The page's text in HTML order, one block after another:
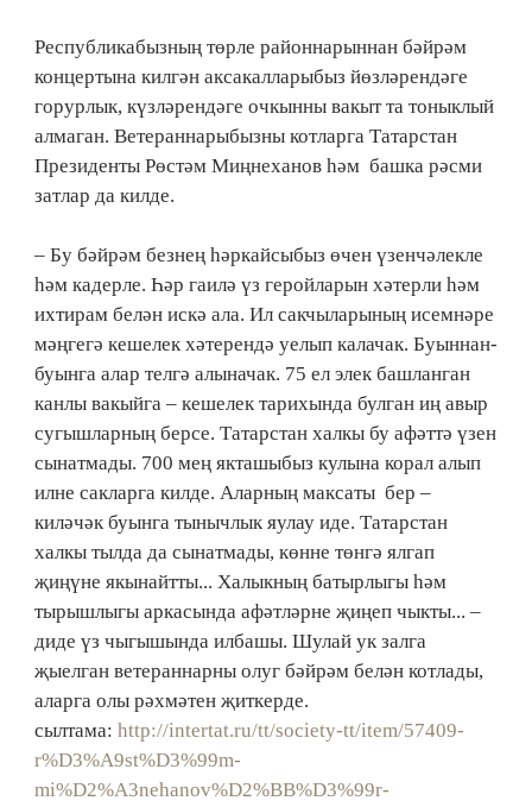
Республикабызның төрле районнарыннан бәйрәм
концертына килгән аксакалларыбыз йөзләрендәге
горурлык, күзләрендәге очкынны вакыт та тоныклый
алмаган. Ветераннарыбызны котларга Татарстан
Президенты Рөстәм Миңнеханов һәм башка рәсми
затлар да килде.
– Бу бәйрәм безнең һәркайсыбыз өчен үзенчәлекле
һәм кадерле. Һәр гаилә үз геройларын хәтерли һәм
ихтирам белән искә ала. Ил сакчыларының исемнәре
мәңгегә кешелек хәтерендә уелып калачак. Буыннан-
буынга алар телгә алыначак. 75 ел элек башланган
канлы вакыйга – кешелек тарихында булган иң авыр
сугышларның берсе. Татарстан халкы бу афәттә үзен
сынатмады. 700 мең якташыбыз кулына корал алып
илне сакларга килде. Аларның максаты бер –
киләчәк буынга тынычлык яулау иде. Татарстан
халкы тылда да сынатмады, көнне төнгә ялгап
җиңүне якынайтты... Халыкның батырлыгы һәм
тырышлыгы аркасында афәтләрне җиңеп чыкты... –
диде үз чыгышында илбашы. Шулай ук залга
җыелган ветераннарны олуг бәйрәм белән котлады,
аларга олы рәхмәтен җиткерде.
сылтама: http://intertat.ru/tt/society-tt/item/57409-
r%D3%A9st%D3%99m-
mi%D2%A3nehanov%D2%BB%D3%99r-